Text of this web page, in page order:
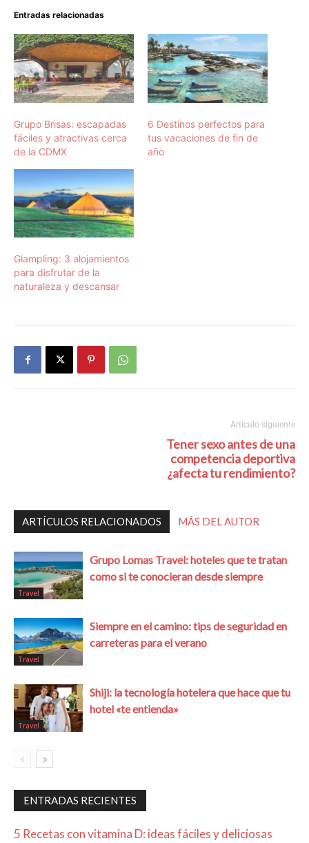
Entradas relacionadas
Grupo Brisas: escapadas
fáciles y atractivas cerca
de la CDMX
6 Destinos perfectos para
tus vacaciones de fin de
año
Glampling: 3 alojamientos
para disfrutar de la
naturaleza y descansar
Artículo siguiente
Tener sexo antes de una
competencia deportiva
¿afecta tu rendimiento?
ARTÍCULOS RELACIONADOS MÁS DEL AUTOR
Travel
Grupo Lomas Travel: hoteles que te tratan
como si te conocieran desde siempre
Travel
Siempre en el camino: tips de seguridad en
carreteras para el verano
Travel
Shiji: la tecnología hotelera que hace que tu
hotel «te entienda»
ENTRADAS RECIENTES
5 Recetas con vitamina D: ideas fáciles y deliciosas